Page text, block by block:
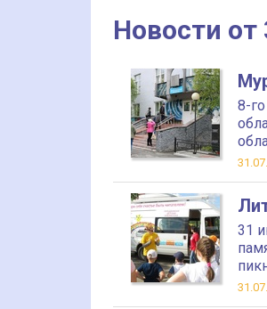
Новости
8-
31